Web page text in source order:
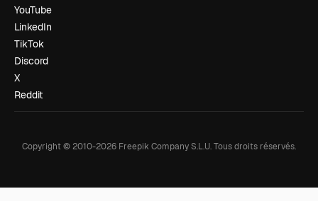
YouTube
LinkedIn
TikTok
Discord
X
Reddit
Copyright © 2010-2026 Freepik Company S.L.U.Tous droits réservés.